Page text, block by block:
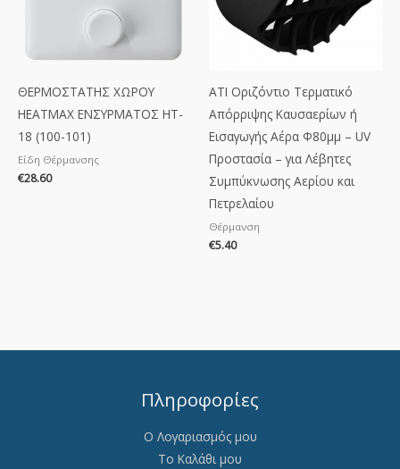
ΘΕΡΜΟΣΤΑΤΗΣ ΧΩΡΟΥ
ΗΕΑΤΜΑΧ ΕΝΣΥΡΜΑΤΟΣ HT-
18 (100-101)
Είδη Θέρμανσης
€28.60
ΑΤΙ Οριζόντιο Τερματικό
Απόρριψης Καυσαερίων ή
Εισαγωγής Αέρα Φ80μμ – UV
Προστασία – για Λέβητες
Συμπύκνωσης Αερίου και
Πετρελαίου
Θέρμανση
€5.40
Πληροφορίες
Ο Λογαριασμός μου
Το Καλάθι μου